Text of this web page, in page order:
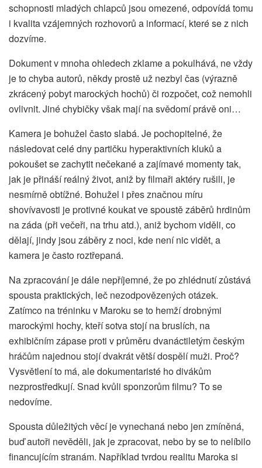
schopnosti mladých chlapců jsou omezené, odpovídá tomu
i kvalita vzájemných rozhovorů a informací, které se z nich
dozvíme.
Dokument v mnoha ohledech zklame a pokulhává, ne vždy
je to chyba autorů, někdy prostě už nezbyl čas (výrazně
zkrácený pobyt marockých hochů) či rozpočet, což nemohli
ovlivnit. Jiné chybičky však mají na svědomí právě oni…
Kamera je bohužel často slabá. Je pochopitelné, že
následovat celé dny partičku hyperaktivních kluků a
pokoušet se zachytit nečekané a zajímavé momenty tak,
jak je přináší reálný život, aniž by filmaři aktéry rušili, je
nesmírně obtížné. Bohužel i přes značnou míru
shovívavosti je protivné koukat ve spoustě záběrů hrdinům
na záda (při večeři, na trhu atd.), aniž bychom viděli, co
dělají, jindy jsou záběry z noci, kde není nic vidět, a
kamera je často roztřepaná.
Na zpracování je dále nepříjemné, že po zhlédnutí zůstává
spousta praktických, leč nezodpovězených otázek.
Zatímco na tréninku v Maroku se to hemží drobnými
marockými hochy, kteří sotva stojí na bruslích, na
exhibičním zápase proti v průměru dvanáctiletým českým
hráčům najednou stojí dvakrát větší dospělí muži. Proč?
Vysvětlení to má, ale dokumentaristé ho divákům
nezprostředkují. Snad kvůli sponzorům filmu? To se
nedovíme.
Spousta důležitých věcí je vynechaná nebo jen zmíněná,
buď autoři nevěděli, jak je zpracovat, nebo by se to nelíbilo
financujícím stranám. Například tvrdou realitu Maroka si